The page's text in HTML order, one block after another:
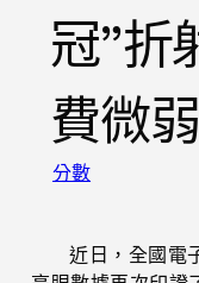
冠”折
費微
分數
近日，全國電